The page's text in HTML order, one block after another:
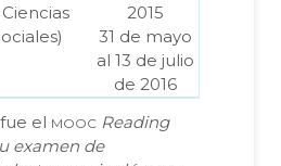
2015
31 de mayo
al 13 de julio
de 2016
el mooc Reading
examen de